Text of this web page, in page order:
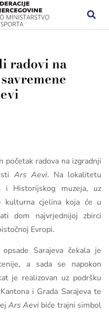
radovi na
početak radova na izgradnji
Ars Aevi. Na lokalitetu
i Historijskog muzeja, uz
kulturna cjelina koja će u
dom najvrjednijoj zbirci
Evropi.
Sarajeva čekala je
a sada se napokon
je realizovan uz podršku
i Grada Sarajeva te
Ars Aevi biće trajni simbol